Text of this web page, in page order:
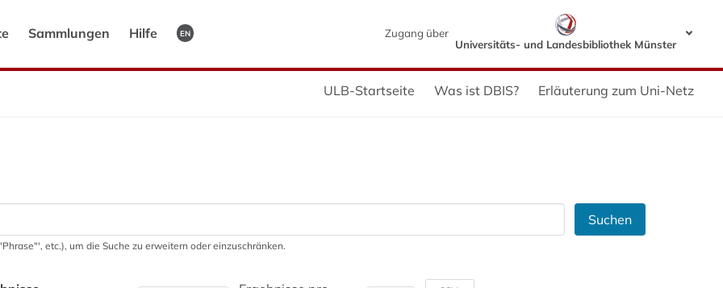
Sammlungen Hilfe EN
Zugang über
Universitäts- und Landesbibliothek Münster
ULB-Startseite Was ist DBIS? Erläuterung zum Uni-Netz
Suchen
etc.), um die Suche zu erweitern oder einzuschränken.